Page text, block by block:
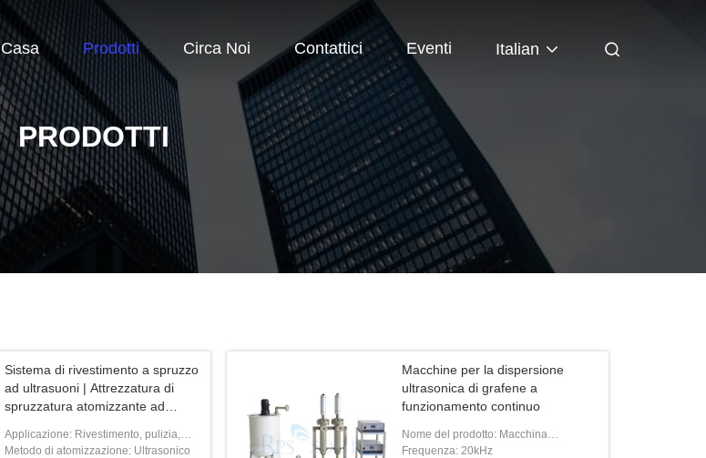
Casa Prodotti Circa Noi Contattici Eventi Italian
PRODOTTI
Sistema di rivestimento a spruzzo
ad ultrasuoni | Attrezzatura di
spruzzatura atomizzante ad
adesivi, rivestimenti nano
Applicazione: Rivestimento, pulizia,
umidificazione
Metodo di atomizzazione: Ultrasonico
Macchine per la dispersione
ultrasonica di grafene a
funzionamento continuo
Nome del prodotto: Macchina
omogenizzatrice ad ultrasuoni
Frequenza: 20kHz